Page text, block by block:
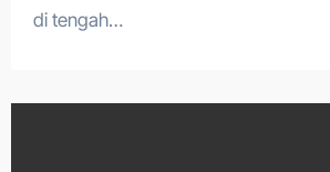
di tengah…